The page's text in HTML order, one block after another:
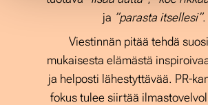
ja ”parasta itsellesi”.
Viestinnän pitää tehdä
mukaisesta elämästä
ja helposti lähestyttävää. PR-
fokus tulee siirtää